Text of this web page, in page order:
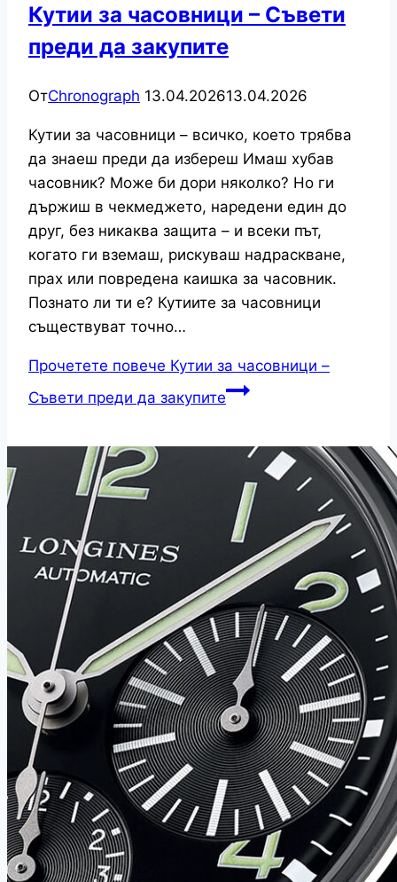
Кутии за часовници – Съвети
преди да закупите
ОтChronograph 13.04.202613.04.2026
Кутии за часовници – всичко, което трябва
да знаеш преди да избереш Имаш хубав
часовник? Може би дори няколко? Но ги
държиш в чекмеджето, наредени един до
друг, без никаква защита – и всеки път,
когато ги вземаш, рискуваш надраскване,
прах или повредена каишка за часовник.
Познато ли ти е? Кутиите за часовници
съществуват точно…
Прочетете повече Кутии за часовници –
Съвети преди да закупите